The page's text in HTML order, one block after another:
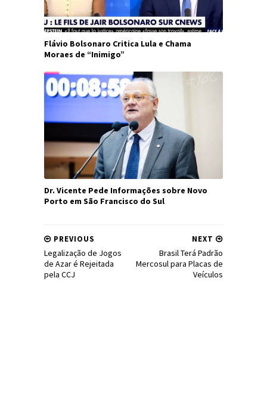
Flávio Bolsonaro Critica Lula e Chama
Moraes de “Inimigo”
Dr. Vicente Pede Informações sobre Novo
Porto em São Francisco do Sul
NEXT
Brasil Terá Padrão
Mercosul para Placas de
Veículos
PREVIOUS
Legalização de Jogos
de Azar é Rejeitada
pela CCJ